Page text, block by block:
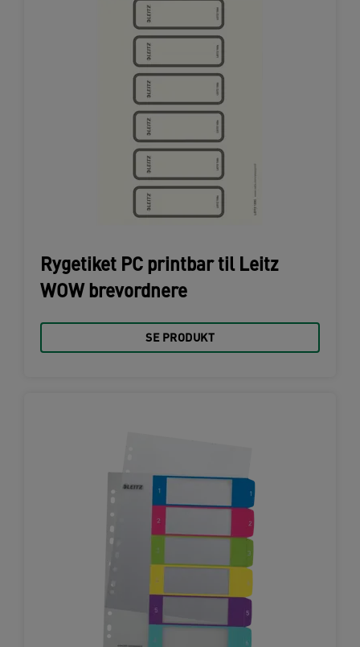
Rygetiket PC printbar til Leitz
WOW brevordnere
SE PRODUKT